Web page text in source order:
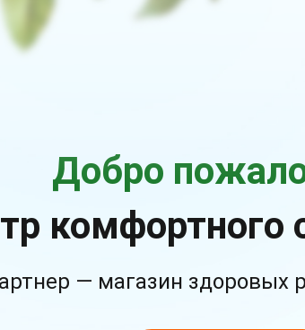
Добро
комфортного
— магазин здоровых